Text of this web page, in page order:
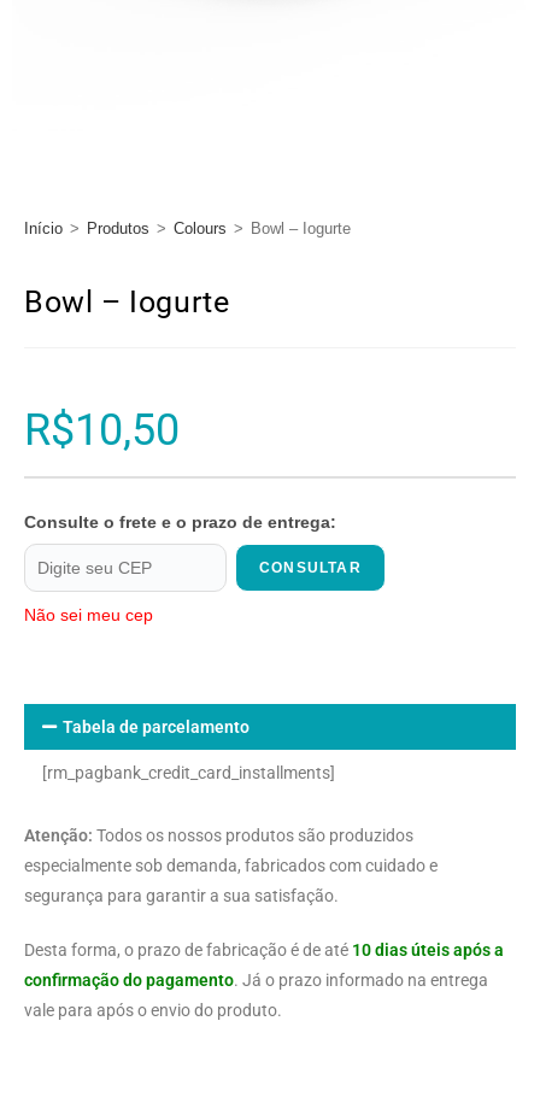
Início > Produtos > Colours > Bowl – Iogurte
Bowl – Iogurte
R$10,50
Consulte o frete e o prazo de entrega:
CONSULTAR
Não sei meu cep
Tabela de parcelamento
[rm_pagbank_credit_card_installments]
Atenção: Todos os nossos produtos são produzidos
especialmente sob demanda, fabricados com cuidado e
segurança para garantir a sua satisfação.
Desta forma, o prazo de fabricação é de até 10 dias úteis após a
confirmação do pagamento. Já o prazo informado na entrega
vale para após o envio do produto.